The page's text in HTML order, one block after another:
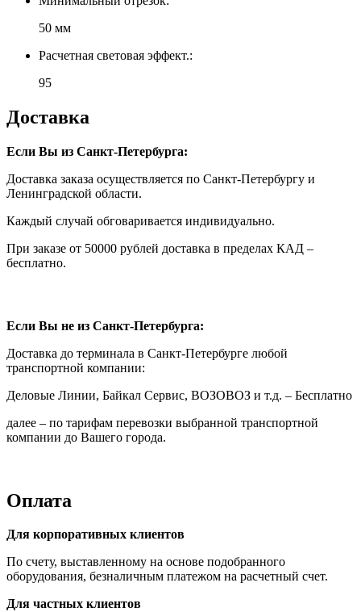
50 мм
Расчетная световая эффект.:
95
Доставка
Если Вы из Санкт-Петербурга:
Доставка заказа осуществляется по Санкт-Петербургу и
Ленинградской области.
Каждый случай обговаривается индивидуально.
При заказе от 50000 рублей доставка в пределах КАД –
бесплатно.
Если Вы не из Санкт-Петербурга:
Доставка до терминала в Санкт-Петербурге любой
транспортной компании:
Деловые Линии, Байкал Сервис, ВОЗОВОЗ и т.д. – Бесплатно
далее – по тарифам перевозки выбранной транспортной
компании до Вашего города.
Оплата
Для корпоративных клиентов
По счету, выставленному на основе подобранного
оборудования, безналичным платежом на расчетный счет.
Для частных клиентов